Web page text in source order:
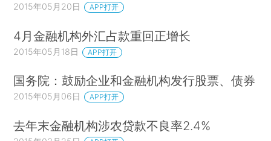
2015年05月20日 APP打开
4月金融机构外汇占款重回正增长
2015年05月18日 APP打开
国务院：鼓励企业和金融机构发行股票、债券
2015年05月06日 APP打开
去年末金融机构涉农贷款不良率2.4%